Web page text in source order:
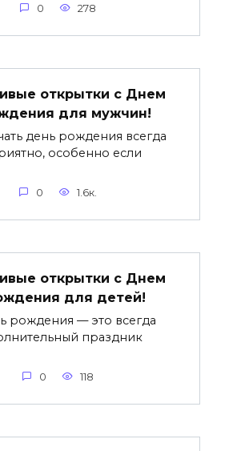
0 278
открытки c Днем
для мужчин!
день рождения всегда
особенно если
0 1.6к.
открытки c Днем
для детей!
рождения — это всегда
праздник
0 118